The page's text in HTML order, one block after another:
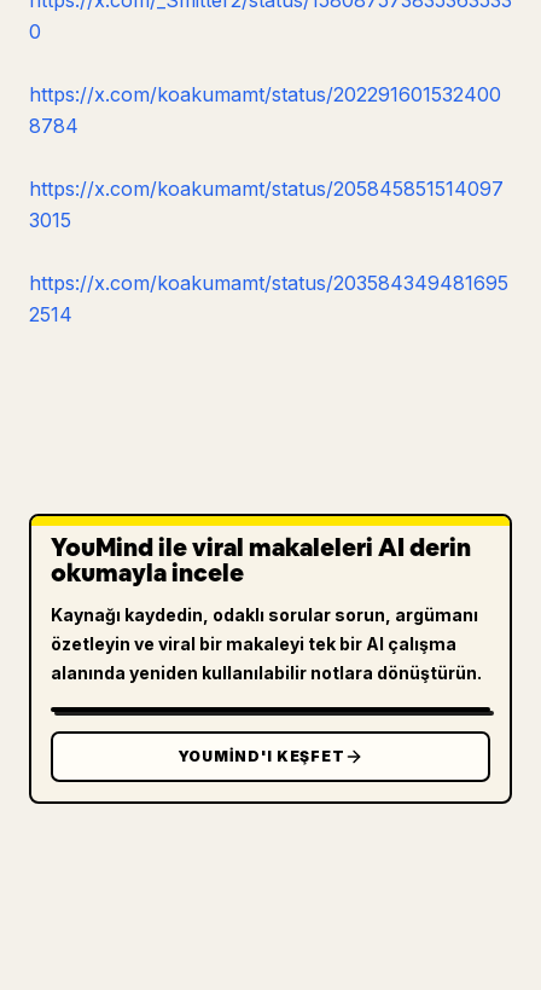
0
https://x.com/koakumamt/status/202291601532400
8784
https://x.com/koakumamt/status/205845851514097
3015
https://x.com/koakumamt/status/203584349481695
2514
YouMind ile viral makaleleri AI derin
okumayla incele
Kaynağı kaydedin, odaklı sorular sorun, argümanı
özetleyin ve viral bir makaleyi tek bir AI çalışma
alanında yeniden kullanılabilir notlara dönüştürün.
YOUMIND'I KEŞFET